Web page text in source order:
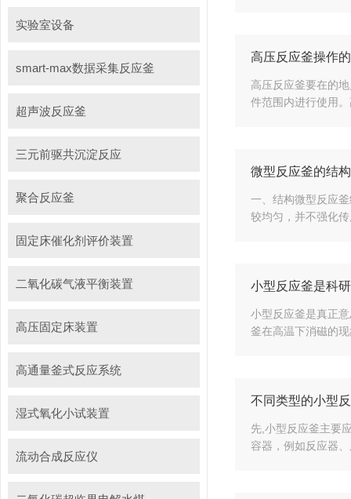
实验室设备
smart-max数据采集反应釜
超声波反应釜
三元前驱共沉淀反应
聚合反应釜
固定床催化剂评价装置
二氧化碳气液平衡装置
高压固定床装置
高通量釜式反应系统
湿式氧化小试装置
流动合成反应仪
高压反应釜操作
高压反应釜要在的
件范围内进行使用
微型反应釜的结
一、结构微型反应
较均匀，并不强化
小型反应釜是科
小型反应釜是真正
釜在高温下消磁的
不同类型的小型
先,小型反应釜主要
容器，例如反应器